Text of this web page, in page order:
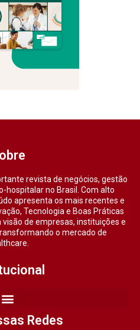
revista de negócios, gestão
hospitalar no Brasil. Com alto
apresenta os mais recentes e
Tecnologia e Boas Práticas
de empresas, instituições e
o mercado de
Redes